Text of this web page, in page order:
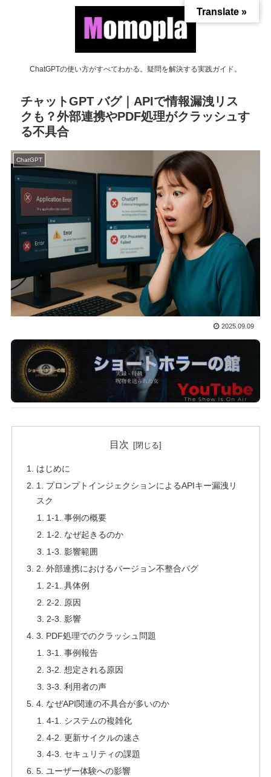
ChatGPTの使い方がすべてわかる。疑問を解決する実践ガイド。
チャットGPT バグ｜APIで情報漏洩リス
クも？外部連携やPDF処理がクラッシュす
る不具合
ChatGPT
2025.09.09
目次
はじめに
1. プロンプトインジェクションによるAPIキー漏洩リ
スク
1-1. 事例の概要
1-2. なぜ起きるのか
1-3. 影響範囲
2. 外部連携におけるバージョン不整合バグ
2-1. 具体例
2-2. 原因
2-3. 影響
3. PDF処理でのクラッシュ問題
3-1. 事例報告
3-2. 想定される原因
3-3. 利用者の声
4. なぜAPI関連の不具合が多いのか
4-1. システムの複雑化
4-2. 更新サイクルの速さ
4-3. セキュリティの課題
5. ユーザー体験への影響
Translate »